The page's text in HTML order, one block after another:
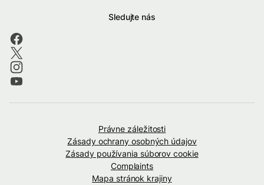
Sledujte nás
Právne záležitosti
Zásady ochrany osobných údajov
Zásady používania súborov cookie
Complaints
Mapa stránok krajiny